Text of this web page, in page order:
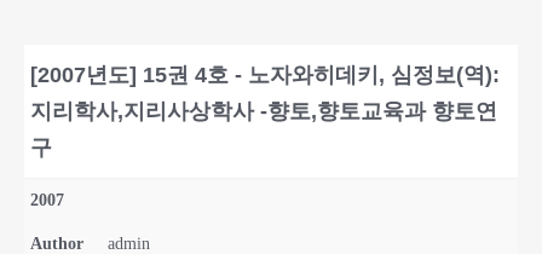
[2007년도] 15권 4호 - 노자와히데키, 심정보(역):
지리학사,지리사상학사 -향토,향토교육과 향토연
구
2007
Author admin